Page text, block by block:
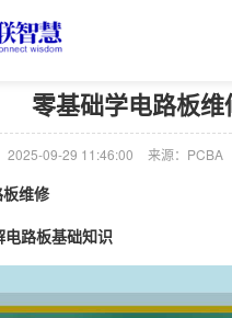
零基础学电路板维
2025-09-29 11:46:00 来源：PCBA
维修
路板基础知识